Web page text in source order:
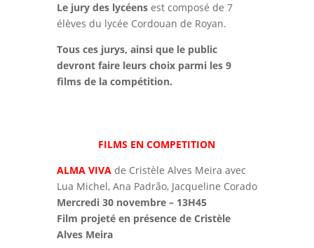
Le jury des lycéensest composé de 7
élèves du lycée Cordouan de Royan.
Tous ces jurys, ainsi que le public
devront faire leurs choix parmi les 9
films de la compétition.
FILMS EN COMPETITION
ALMA VIVAde Cristèle Alves Meira avec
Lua Michel, Ana Padrão, Jacqueline Corado
Mercredi 30 novembre – 13H45
Film projeté en présence de Cristèle
Alves Meira